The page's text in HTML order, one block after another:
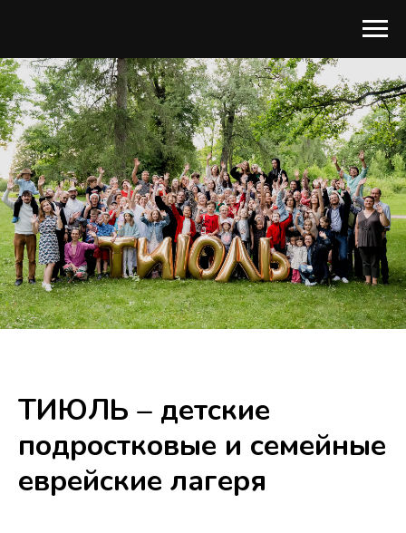
ТИЮЛЬ – детские
подростковые и семейные
еврейские лагеря